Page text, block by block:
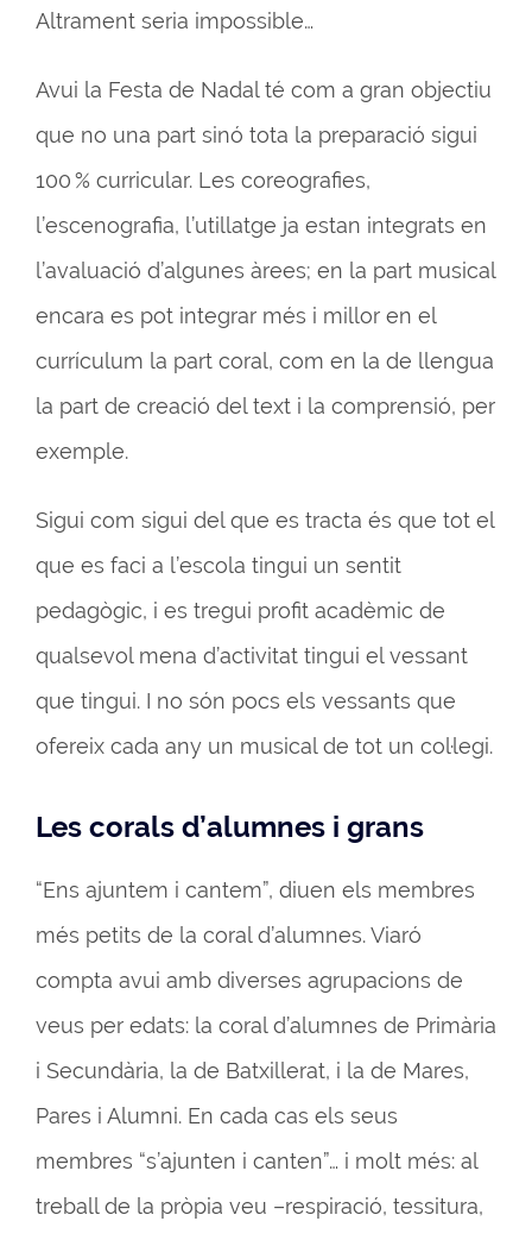
Altrament seria impossible…
Avui la Festa de Nadal té com a gran objectiu
que no una part sinó tota la preparació sigui
100 % curricular. Les coreografies,
l’escenografia, l’utillatge ja estan integrats en
l’avaluació d’algunes àrees; en la part musical
encara es pot integrar més i millor en el
currículum la part coral, com en la de llengua
la part de creació del text i la comprensió, per
exemple.
Sigui com sigui del que es tracta és que tot el
que es faci a l’escola tingui un sentit
pedagògic, i es tregui profit acadèmic de
qualsevol mena d’activitat tingui el vessant
que tingui. I no són pocs els vessants que
ofereix cada any un musical de tot un col·legi.
Les corals d’alumnes i grans
“Ens ajuntem i cantem”, diuen els membres
més petits de la coral d’alumnes. Viaró
compta avui amb diverses agrupacions de
veus per edats: la coral d’alumnes de Primària
i Secundària, la de Batxillerat, i la de Mares,
Pares i Alumni. En cada cas els seus
membres “s’ajunten i canten”… i molt més: al
treball de la pròpia veu –respiració, tessitura,